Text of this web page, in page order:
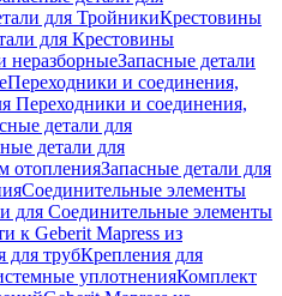
для ТройникиКрестовины
для Крестовины
неразборныеЗапасные детали
Переходники и соединения,
Переходники и соединения,
детали для
детали для
отопленияЗапасные детали для
Соединительные элементы
для Соединительные элементы
к Geberit Mapress из
для трубКрепления для
уплотненияКомплект